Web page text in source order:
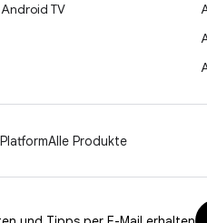
Android TV
Alle Produkte